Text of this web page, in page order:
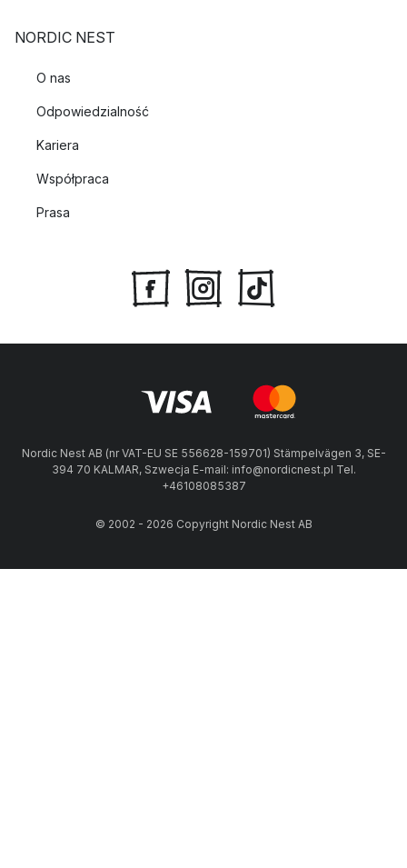
NORDIC NEST
O nas
Odpowiedzialność
Kariera
Współpraca
Prasa
Nordic Nest AB (nr VAT-EU SE 556628-159701) Stämpelvägen 3, SE-
394 70 KALMAR, Szwecja E-mail: info@nordicnest.pl Tel.
+46108085387
© 2002 - 2026 Copyright Nordic Nest AB